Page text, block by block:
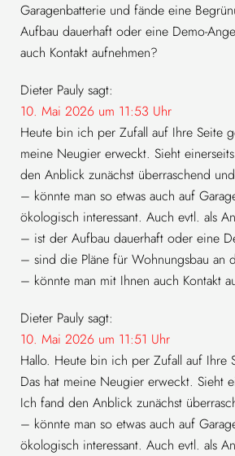
Garagenbatterie und fände eine
Aufbau dauerhaft oder eine Demo-
auch Kontakt aufnehmen?
Dieter Pauly sagt:
10. Mai 2026 um 11:53 Uhr
Heute bin ich per Zufall auf Ihre Seite
meine Neugier erweckt. Sieht
den Anblick zunächst überraschend
– könnte man so etwas auch auf
ökologisch interessant. Auch evtl. als
– ist der Aufbau dauerhaft oder eine
– sind die Pläne für Wohnungsbau an
– könnte man mit Ihnen auch Kontakt
Dieter Pauly sagt:
10. Mai 2026 um 11:51 Uhr
Hallo. Heute bin ich per Zufall auf Ihre
Das hat meine Neugier erweckt. Sieht
Ich fand den Anblick zunächst
– könnte man so etwas auch auf
ökologisch interessant. Auch evtl. als